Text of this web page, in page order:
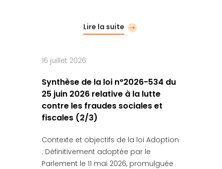
Lire la suite
16 juillet 2026
Synthèse de la loi n°2026-534 du
25 juin 2026 relative à la lutte
contre les fraudes sociales et
fiscales (2/3)
Contexte et objectifs de la loi Adoption
: Définitivement adoptée par le
Parlement le 11 mai 2026, promulguée